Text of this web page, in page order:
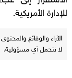
للإدارة الأمريكية.
الآراء والوقائع
لا تتحمل أي مسؤولية.